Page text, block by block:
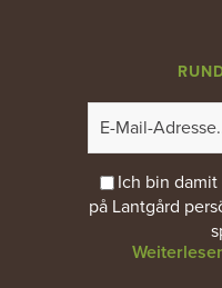
Ich bin
på Lantgård